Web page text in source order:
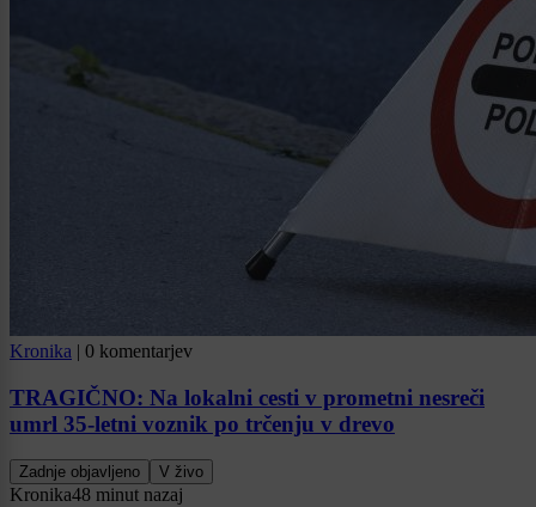
Kronika | 0 komentarjev
TRAGIČNO: Na lokalni cesti v prometni nesreči
umrl 35-letni voznik po trčenju v drevo
Zadnje objavljeno V živo
Kronika48 minut nazaj